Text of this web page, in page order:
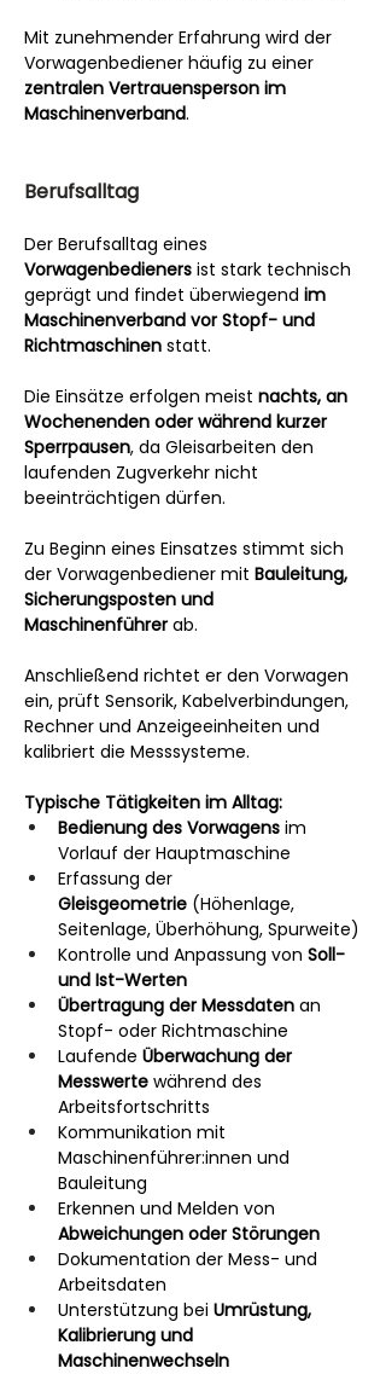
Mit zunehmender Erfahrung wird der
Vorwagenbediener häufig zu einer
zentralen Vertrauensperson im
Maschinenverband.
Berufsalltag
Der Berufsalltag eines
Vorwagenbedieners ist stark technisch
geprägt und findet überwiegend im
Maschinenverband vor Stopf- und
Richtmaschinen statt.
Die Einsätze erfolgen meist nachts, an
Wochenenden oder während kurzer
Sperrpausen, da Gleisarbeiten den
laufenden Zugverkehr nicht
beeinträchtigen dürfen.
Zu Beginn eines Einsatzes stimmt sich
der Vorwagenbediener mit Bauleitung,
Sicherungsposten und
Maschinenführer ab.
Anschließend richtet er den Vorwagen
ein, prüft Sensorik, Kabelverbindungen,
Rechner und Anzeigeeinheiten und
kalibriert die Messsysteme.
Typische Tätigkeiten im Alltag:
Bedienung des Vorwagens im
Vorlauf der Hauptmaschine
Erfassung der
Gleisgeometrie (Höhenlage,
Seitenlage, Überhöhung, Spurweite)
Kontrolle und Anpassung von Soll-
und Ist-Werten
Übertragung der Messdaten an
Stopf- oder Richtmaschine
Laufende Überwachung der
Messwerte während des
Arbeitsfortschritts
Kommunikation mit
Maschinenführer:innen und
Bauleitung
Erkennen und Melden von
Abweichungen oder Störungen
Dokumentation der Mess- und
Arbeitsdaten
Unterstützung bei Umrüstung,
Kalibrierung und
Maschinenwechseln